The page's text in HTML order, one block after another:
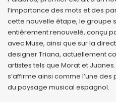
l’importance des mots et des
cette nouvelle étape, le groupe
entièrement renouvelé, conçu
avec Muse, ainsi que sur la
designer Triana, actuellement
artistes tels que Morat et
s’affirme ainsi comme l’une
du paysage musical espagnol.